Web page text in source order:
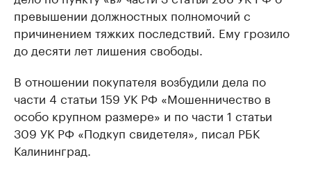
превышении должностных полномочий с
причинением тяжких последствий. Ему грозило
до десяти лет лишения свободы.
В отношении покупателя возбудили дела по
части 4 статьи 159 УК РФ «Мошенничество в
особо крупном размере» и по части 1 статьи
309 УК РФ «Подкуп свидетеля», писал РБК
Калининград.